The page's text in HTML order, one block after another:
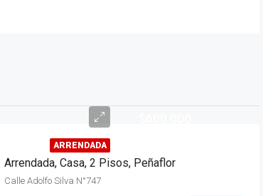
ARRENDADA
Arrendada, Casa, 2 Pisos, Peñaflor
Calle Adolfo Silva N°747